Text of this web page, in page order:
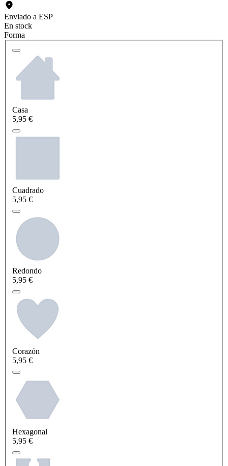
Enviado a ESP
En stock
Forma
Casa
5,95 €
Cuadrado
5,95 €
Redondo
5,95 €
Corazón
5,95 €
Hexagonal
5,95 €